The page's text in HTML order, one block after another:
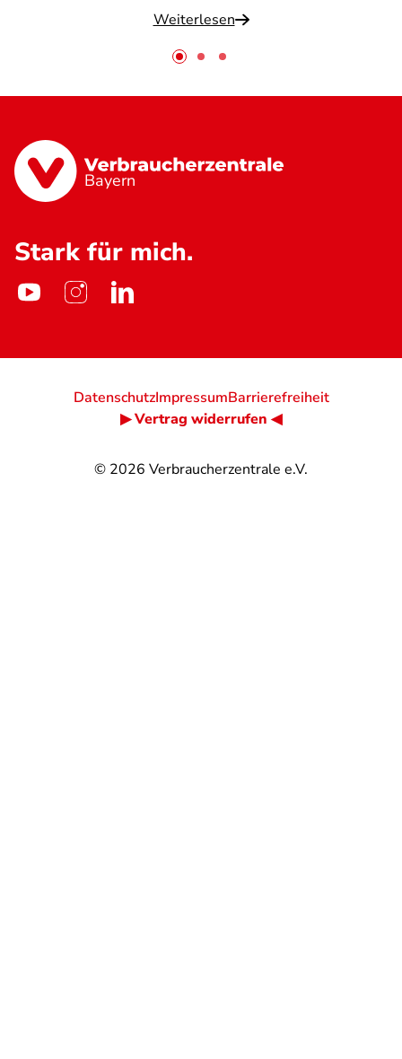
Weiterlesen
Bayern
Stark für mich.
© 2026 Verbraucherzentrale e.V.
DatenschutzImpressumBarrierefreiheit
▶ Vertrag widerrufen ◀